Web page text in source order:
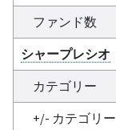
ファンド数
シャープレシオ
カテゴリー
+/- カテゴリー